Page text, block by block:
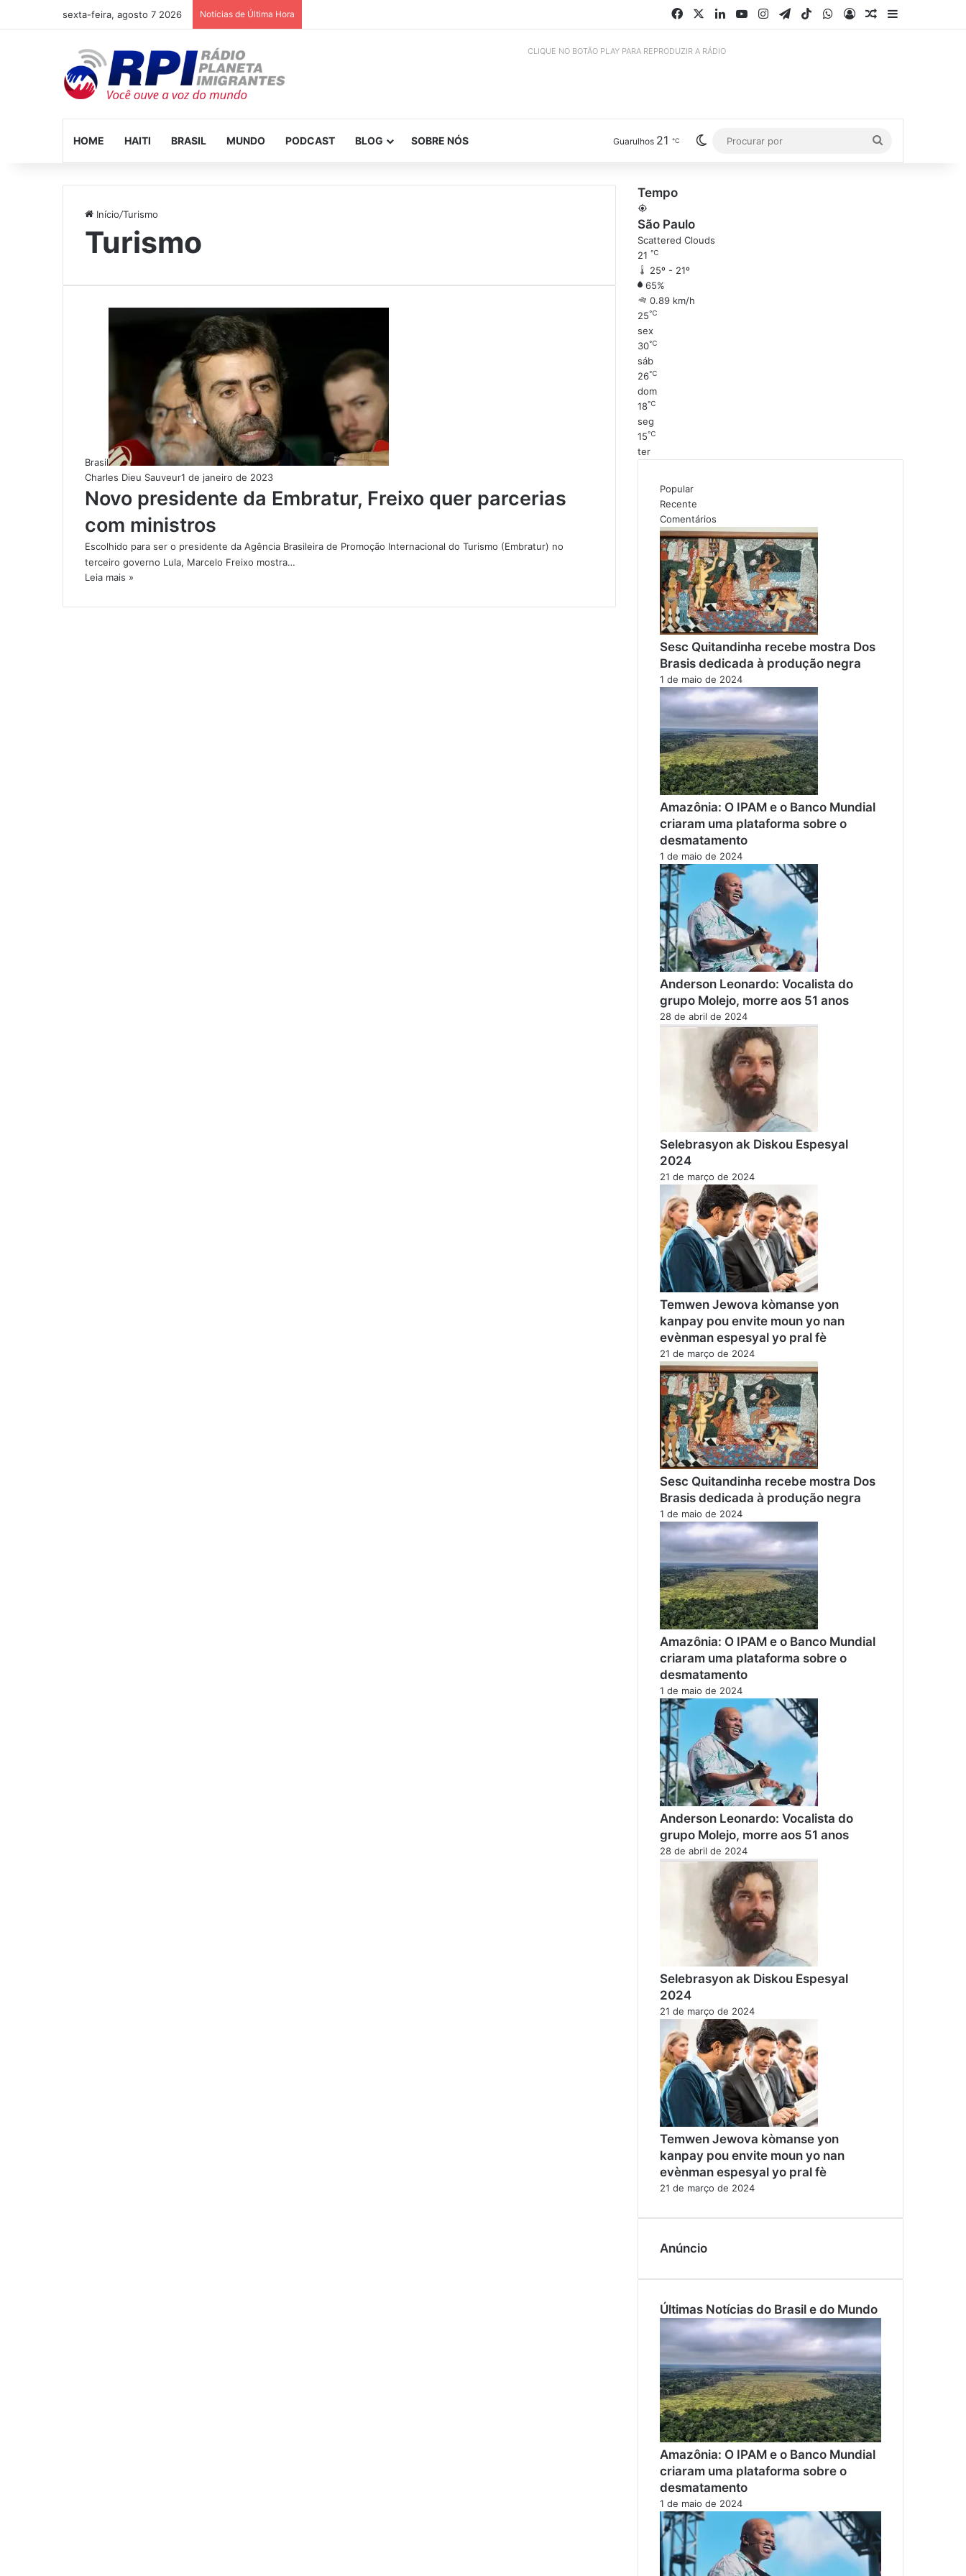
sexta-feira, agosto 7 2026 Notícias de Última Hora FacebookLinkedinYouTubeInstagramTelegramTikTokWhatsApp
EntrarArtigo aleatório
CLIQUE NO BOTÃO PLAY PARA REPRODUZIR A RÁDIO
HOME HAITI BRASIL MUNDO PODCAST BLOG SOBRE NÓS Guarulhos 21 ℃ Switch skin
por
Início/Turismo
Turismo
Brasil
Charles Dieu Sauveur1 de janeiro de 2023
Novo presidente da Embratur, Freixo quer parcerias
com ministros
Escolhido para ser o presidente da Agência Brasileira de Promoção Internacional do Turismo (Embratur) no
terceiro governo Lula, Marcelo Freixo mostra…
Leia mais »
Tempo
São Paulo
Scattered Clouds
21 ℃
25º - 21º
65%
0.89 km/h
25℃
sex
30℃
sáb
26℃
dom
18℃
seg
15℃
ter
Popular
Recente
Comentários
Sesc Quitandinha recebe mostra Dos
Brasis dedicada à produção negra
1 de maio de 2024
Amazônia: O IPAM e o Banco Mundial
criaram uma plataforma sobre o
desmatamento
1 de maio de 2024
Anderson Leonardo: Vocalista do
grupo Molejo, morre aos 51 anos
28 de abril de 2024
Selebrasyon ak Diskou Espesyal
2024
21 de março de 2024
Temwen Jewova kòmanse yon
kanpay pou envite moun yo nan
evènman espesyal yo pral fè
21 de março de 2024
Sesc Quitandinha recebe mostra Dos
Brasis dedicada à produção negra
1 de maio de 2024
Amazônia: O IPAM e o Banco Mundial
criaram uma plataforma sobre o
desmatamento
1 de maio de 2024
Anderson Leonardo: Vocalista do
grupo Molejo, morre aos 51 anos
28 de abril de 2024
Selebrasyon ak Diskou Espesyal
2024
21 de março de 2024
Temwen Jewova kòmanse yon
kanpay pou envite moun yo nan
evènman espesyal yo pral fè
21 de março de 2024
Anúncio
Últimas Notícias do Brasil e do Mundo
Amazônia: O IPAM e o Banco Mundial
criaram uma plataforma sobre o
desmatamento
1 de maio de 2024